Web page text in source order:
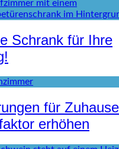
Schrank für Ihre
für
erhöhen